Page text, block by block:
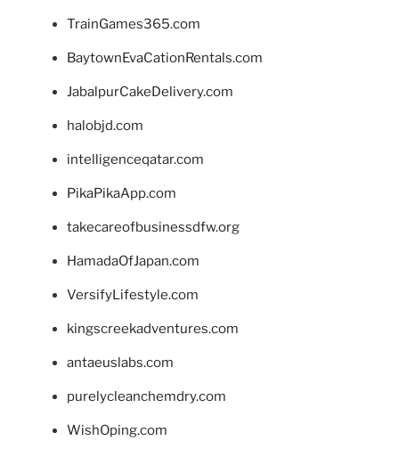
TrainGames365.com
BaytownEvaCationRentals.com
JabalpurCakeDelivery.com
halobjd.com
intelligenceqatar.com
PikaPikaApp.com
takecareofbusinessdfw.org
HamadaOfJapan.com
VersifyLifestyle.com
kingscreekadventures.com
antaeuslabs.com
purelycleanchemdry.com
WishOping.com